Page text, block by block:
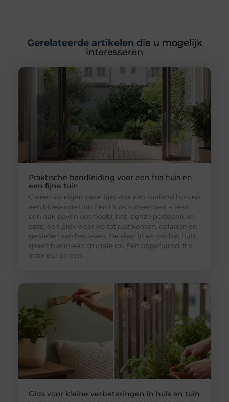
Gerelateerde artikelen die u mogelijk
interesseren
Praktische handleiding voor een fris huis en
een fijne tuin
Creëer uw eigen oase: tips voor een stralend huis en
een bloeiende tuin Een thuis is meer dan alleen
een dak boven ons hoofd; het is onze persoonlijke
oase, een plek waar we tot rust komen, opladen en
genieten van het leven. De sfeer in en om het huis
speelt hierin een cruciale rol. Een opgeruimd, fris
interieur en een
Gids voor kleine verbeteringen in huis en tuin